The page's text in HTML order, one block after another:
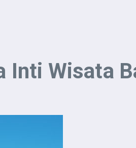
Inti Wisata